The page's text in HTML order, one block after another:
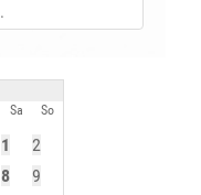
Sa So
1
2
8
9